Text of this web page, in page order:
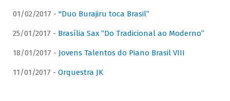
01/02/2017 - "Duo Burajiru toca Brasil”
25/01/2017 - Brasília Sax “Do Tradicional ao Moderno”
18/01/2017 - Jovens Talentos do Piano Brasil VIII
11/01/2017 - Orquestra JK